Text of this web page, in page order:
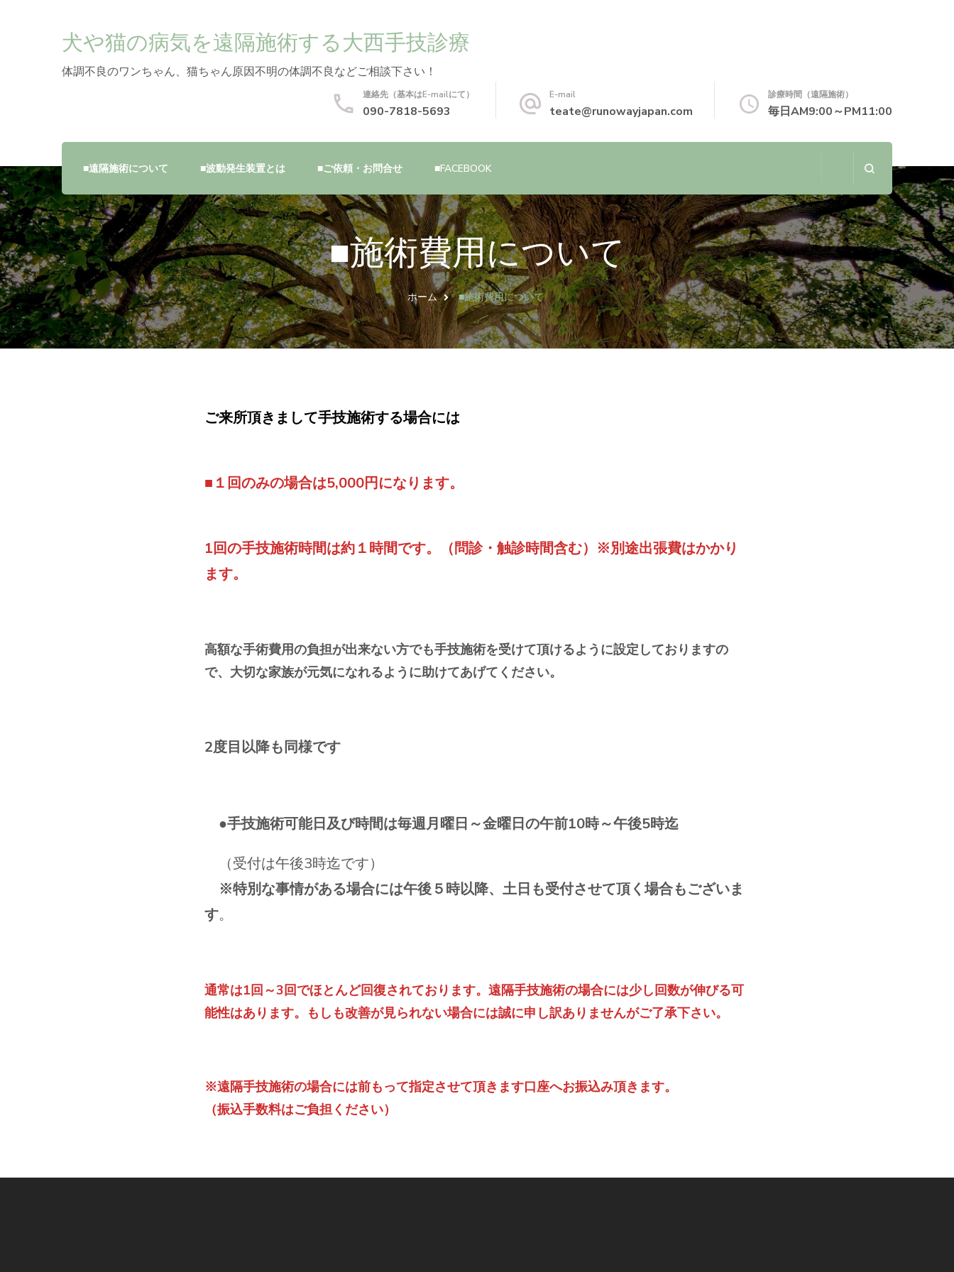
犬や猫の病気を遠隔施術する大西手技診療
体調不良のワンちゃん、猫ちゃん原因不明の体調不良などご相談下さい！
連絡先（基本はE-mailにて）
090-7818-5693
E-mail
teate@runowayjapan.com
診療時間（遠隔施術）
毎日AM9:00～PM11:00
■遠隔施術について ■波動発生装置とは ■ご依頼・お問合せ ■FACEBOOK
■施術費用について
ホーム ■施術費用について
ご来所頂きまして手技施術する場合には
■ １回のみの場合は5,000円になります。
1回の手技施術時間は約１時間です。（問診・触診時間含む）※別途出張費はかかり
ます。
高額な手術費用の負担が出来ない方でも手技施術を受けて頂けるように設定しておりますの
で、大切な家族が元気になれるように助けてあげてください。
2度目以降も同様です
●手技施術可能日及び時間は毎週月曜日～金曜日の午前10時～午後5時迄
（受付は午後3時迄です）
※特別な事情がある場合には午後５時以降、土日も受付させて頂く場合もございま
す。
通常は1回～3回でほとんど回復されております。遠隔手技施術の場合には少し回数が伸びる可
能性はあります。もしも改善が見られない場合には誠に申し訳ありませんがご了承下さい。
※遠隔手技施術の場合には前もって指定させて頂きます口座へお振込み頂きます。
（振込手数料はご負担ください）